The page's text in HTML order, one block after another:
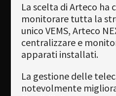
La scelta di Arteco ha
monitorare tutta la
unico VEMS, Arteco
centralizzare e
apparati installati.
La gestione delle
notevolmente